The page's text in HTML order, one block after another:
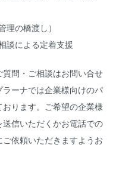
理の橋渡し）
談による定着支援
問・ご相談はお問い合せ
ーナでは企業様向けのパ
ります。ご希望の企業様
信いただくかお電話での
依頼いただきますようお